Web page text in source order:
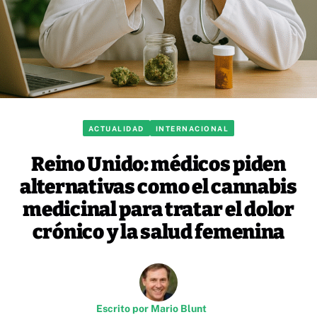
ACTUALIDAD INTERNACIONAL
Reino Unido: médicos piden
alternativas como el cannabis
medicinal para tratar el dolor
crónico y la salud femenina
Escrito por Mario Blunt